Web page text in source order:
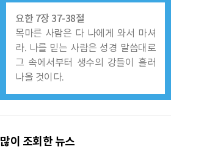
요한 7장 37-38절
목마른 사람은 다 나에게 와서 마셔
라. 나를 믿는 사람은 성경 말씀대로
그 속에서부터 생수의 강들이 흘러
나올 것이다.
많이 조회한 뉴스